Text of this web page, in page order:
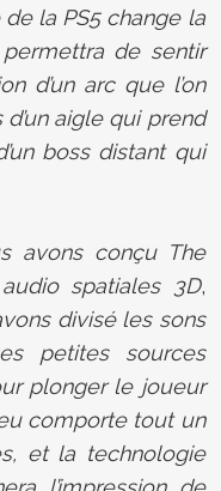
la PS5 change la
de sentir
d’un arc que l’on
aigle qui prend
boss distant qui
avons conçu The
spatiales 3D,
divisé les sons
petites sources
plonger le joueur
comporte tout un
et la technologie